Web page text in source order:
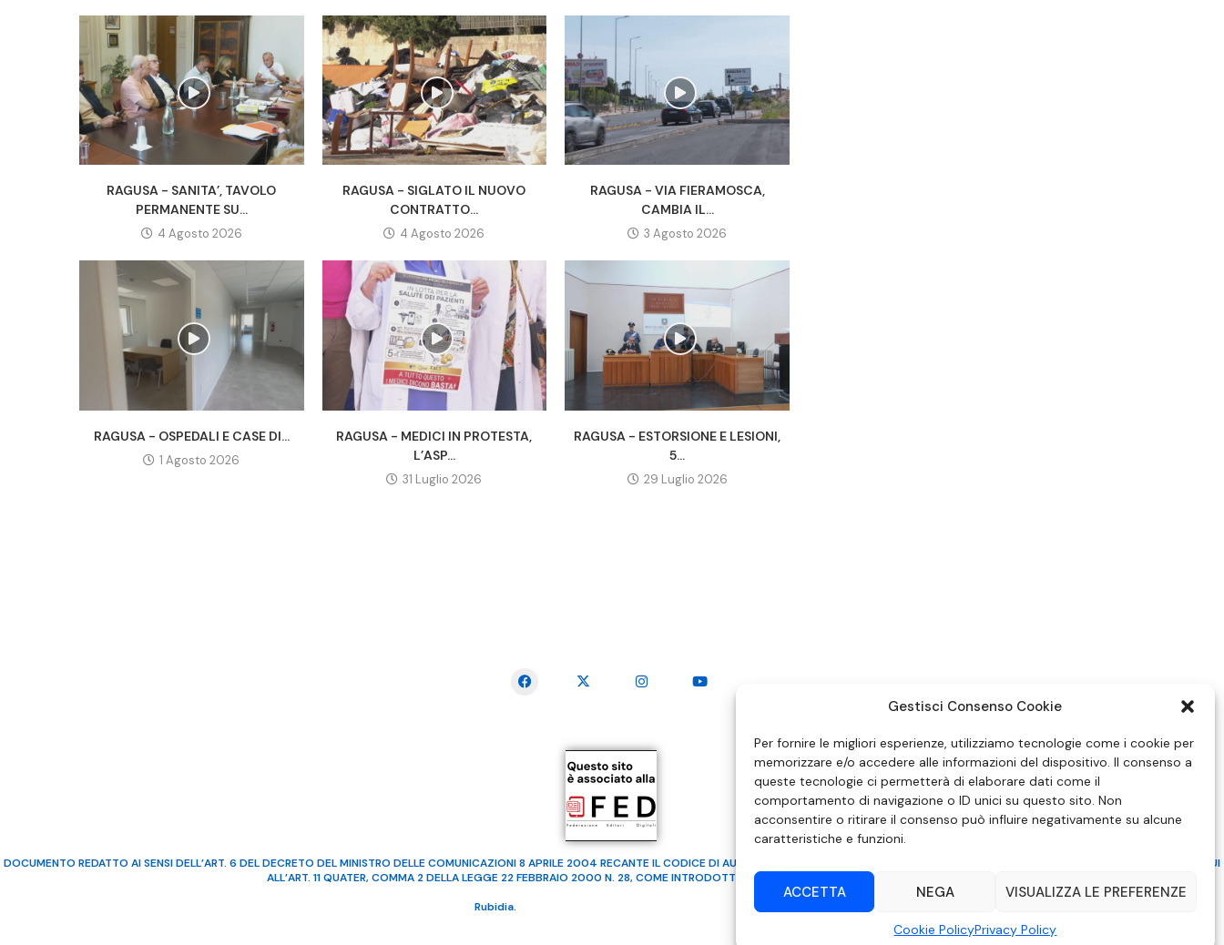
Gestisci Consenso Cookie
Per fornire le migliori esperienze, utilizziamo tecnologie come i cookie per
memorizzare e/o accedere alle informazioni del dispositivo. Il consenso a
queste tecnologie ci permetterà di elaborare dati come il
comportamento di navigazione o ID unici su questo sito. Non
acconsentire o ritirare il consenso può influire negativamente su alcune
caratteristiche e funzioni.
ACCETTA NEGA VISUALIZZA LE PREFERENZE
Cookie PolicyPrivacy Policy
RAGUSA - SANITA’, TAVOLO
PERMANENTE SU...
4 Agosto 2026
RAGUSA - SIGLATO IL NUOVO
CONTRATTO...
4 Agosto 2026
RAGUSA - VIA FIERAMOSCA,
CAMBIA IL...
3 Agosto 2026
RAGUSA - OSPEDALI E CASE DI...
1 Agosto 2026
RAGUSA - MEDICI IN PROTESTA,
L’ASP...
31 Luglio 2026
RAGUSA - ESTORSIONE E LESIONI,
5...
29 Luglio 2026
DOCUMENTO REDATTO AI SENSI DELL’ART. 6 DEL DECRETO DEL MINISTRO DELLE COMUNICAZIONI 8 APRILE 2004 RECANTE IL CODICE DI AUTOREGOLAMENTAZIONE IN MATERIA DI ATTUAZIONE DEL PRINCIPIO DEL PLURALISMO, DI CUI
ALL’ART. 11 QUATER, COMMA 2 DELLA LEGGE 22 FEBBRAIO 2000 N. 28, COME INTRODOTTO DALLA LEGGE 6 NOVEMBRE 2003, N. 313
Rubidia. Tutti i diritti riservati | RVM Srl – SS 115 Km 339,500 – Modica (RG) | P.Iva 00857190888.